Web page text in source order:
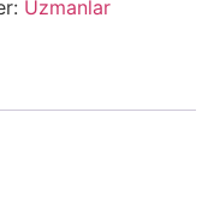
Uzmanlar